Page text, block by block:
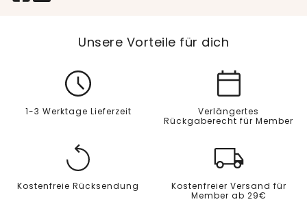
Unsere Vorteile für dich
1-3 Werktage Lieferzeit
Verlängertes
Rückgaberecht für Member
Kostenfreie Rücksendung
Kostenfreier Versand für
Member ab 29€